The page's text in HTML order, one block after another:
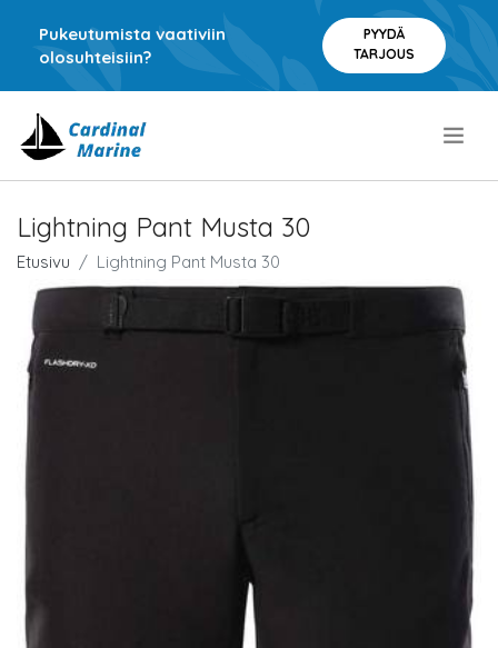
Pukeutumista vaativiin
olosuhteisiin?
PYYDÄ
TARJOUS
Lightning Pant Musta 30
Etusivu Lightning Pant Musta 30